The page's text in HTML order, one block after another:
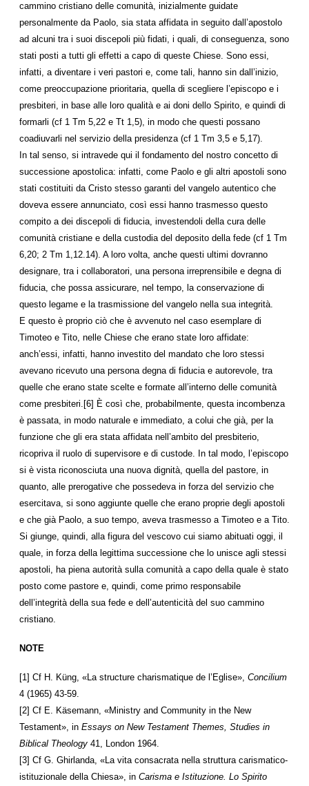
cammino cristiano delle comunità, inizialmente guidate
personalmente da Paolo, sia stata affidata in seguito dall’apostolo
ad alcuni tra i suoi discepoli più fidati, i quali, di conseguenza, sono
stati posti a tutti gli effetti a capo di queste Chiese. Sono essi,
infatti, a diventare i veri pastori e, come tali, hanno sin dall’inizio,
come preoccupazione prioritaria, quella di scegliere l’episcopo e i
presbiteri, in base alle loro qualità e ai doni dello Spirito, e quindi di
formarli (cf 1 Tm 5,22 e Tt 1,5), in modo che questi possano
coadiuvarli nel servizio della presidenza (cf 1 Tm 3,5 e 5,17).
In tal senso, si intravede qui il fondamento del nostro concetto di
successione apostolica: infatti, come Paolo e gli altri apostoli sono
stati costituiti da Cristo stesso garanti del vangelo autentico che
doveva essere annunciato, così essi hanno trasmesso questo
compito a dei discepoli di fiducia, investendoli della cura delle
comunità cristiane e della custodia del deposito della fede (cf 1 Tm
6,20; 2 Tm 1,12.14). A loro volta, anche questi ultimi dovranno
designare, tra i collaboratori, una persona irreprensibile e degna di
fiducia, che possa assicurare, nel tempo, la conservazione di
questo legame e la trasmissione del vangelo nella sua integrità.
E questo è proprio ciò che è avvenuto nel caso esemplare di
Timoteo e Tito, nelle Chiese che erano state loro affidate:
anch’essi, infatti, hanno investito del mandato che loro stessi
avevano ricevuto una persona degna di fiducia e autorevole, tra
quelle che erano state scelte e formate all’interno delle comunità
come presbiteri.[6] È così che, probabilmente, questa incombenza
è passata, in modo naturale e immediato, a colui che già, per la
funzione che gli era stata affidata nell’ambito del presbiterio,
ricopriva il ruolo di supervisore e di custode. In tal modo, l’episcopo
si è vista riconosciuta una nuova dignità, quella del pastore, in
quanto, alle prerogative che possedeva in forza del servizio che
esercitava, si sono aggiunte quelle che erano proprie degli apostoli
e che già Paolo, a suo tempo, aveva trasmesso a Timoteo e a Tito.
Si giunge, quindi, alla figura del vescovo cui siamo abituati oggi, il
quale, in forza della legittima successione che lo unisce agli stessi
apostoli, ha piena autorità sulla comunità a capo della quale è stato
posto come pastore e, quindi, come primo responsabile
dell’integrità della sua fede e dell’autenticità del suo cammino
cristiano.
NOTE
[1] Cf H. Küng, «La structure charismatique de l’Eglise», Concilium
4 (1965) 43-59.
[2] Cf E. Käsemann, «Ministry and Community in the New
Testament», in Essays on New Testament Themes, Studies in
Biblical Theology 41, London 1964.
[3] Cf G. Ghirlanda, «La vita consacrata nella struttura carismatico-
istituzionale della Chiesa», in Carisma e Istituzione. Lo Spirito